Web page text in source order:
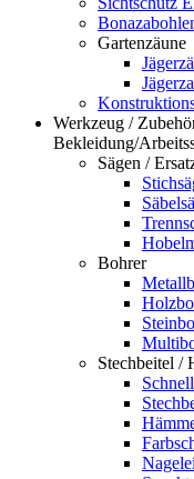
Gartenzäune
Werkzeug /
Bekleidung/
Sägen /
Bohrer
Stechbeitel /